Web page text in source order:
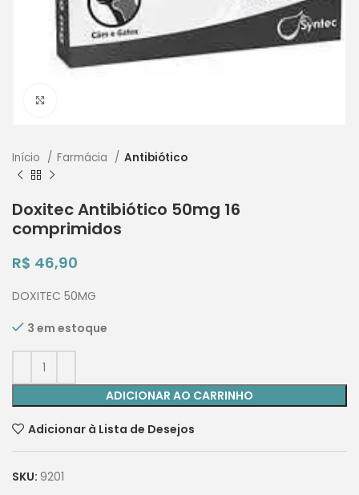
Início Farmácia Antibiótico
Doxitec Antibiótico 50mg 16
comprimidos
R$ 46,90
DOXITEC 50MG
3 em estoque
ADICIONAR AO CARRINHO
Adicionar à Lista de Desejos
SKU: 9201